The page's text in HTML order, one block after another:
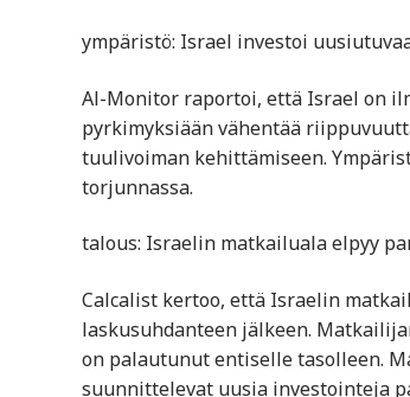
ympäristö: Israel investoi
Al-Monitor raportoi, että Israel on
pyrkimyksiään vähentää
tuulivoiman kehittämiseen.
torjunnassa.
talous: Israelin matkailuala elpyy
Calcalist kertoo, että Israelin
laskusuhdanteen jälkeen.
on palautunut entiselle tasolleen.
suunnittelevat uusia investointeja